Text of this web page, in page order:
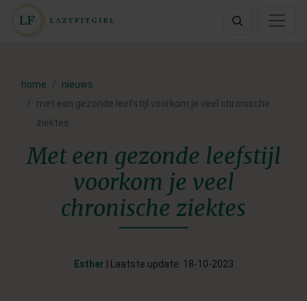
home
nieuws
met een gezonde leefstijl voorkom je veel chronische
ziektes
Met een gezonde leefstijl
voorkom je veel
chronische ziektes
Esther | Laatste update: 18-10-2023